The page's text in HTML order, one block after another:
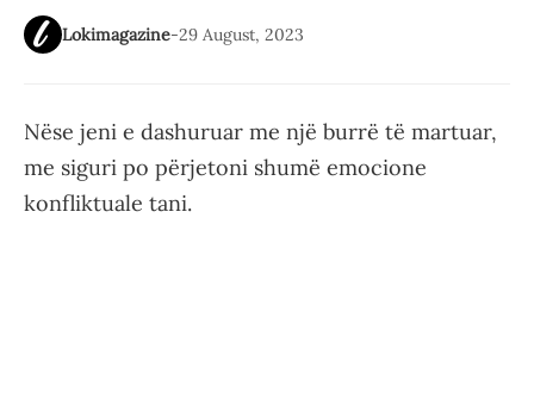
Lokimagazine-29 August, 2023
Nëse jeni e dashuruar me një burrë të martuar,
me siguri po përjetoni shumë emocione
konfliktuale tani.